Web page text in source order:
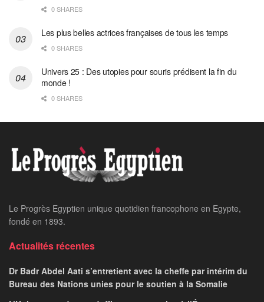
0 SHARES
Les plus belles actrices françaises de tous les temps
0 SHARES
Univers 25 : Des utopies pour souris prédisent la fin du
monde !
0 SHARES
Alfredo Harp Helú:
L’Aigle du Mexique et le
Souffle de l’Arz
par LE PROGRES STAFF May 10, 2026